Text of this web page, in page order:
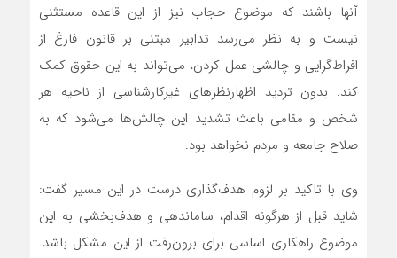
آنها باشند که موضوع حجاب نیز از این قاعده مستثنی
نیست و به نظر می‌رسد تدابیر مبتنی بر قانون فارغ از
افراط‌گرایی و چالشی عمل کردن، می‌تواند به این حقوق کمک
کند. بدون تردید اظهارنظر‌های غیرکارشناسی از ناحیه هر
شخص و مقامی باعث تشدید این چالش‌ها می‌شود که به
صلاح جامعه و مردم نخواهد بود.
وی با تاکید بر لزوم هدف‌گذاری درست در این مسیر گفت:
شاید قبل از هرگونه اقدام، ساماندهی و هدف‌بخشی به این
موضوع راهکاری اساسی برای برون‌رفت از این مشکل باشد.